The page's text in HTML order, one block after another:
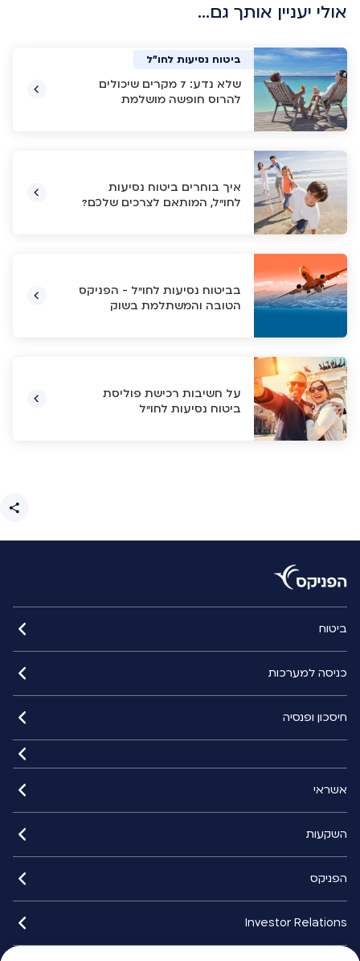
אולי יעניין אותך גם…
ביטוח נסיעות לחו"ל
שלא נדע: 7 מקרים שיכולים
להרוס חופשה מושלמת
ביטוח נסיעות לחו"ל
איך בוחרים ביטוח נסיעות
לחו"ל, המותאם לצרכים שלכם?
ביטוח נסיעות לחו"ל
בביטוח נסיעות לחו"ל - הפניקס
הטובה והמשתלמת בשוק
ביטוח נסיעות לחו"ל
על חשיבות רכישת פוליסת
ביטוח נסיעות לחו"ל
ביטוח
כניסה למערכות
חיסכון ופנסיה
אשראי
השקעות
הפניקס
Investor Relations